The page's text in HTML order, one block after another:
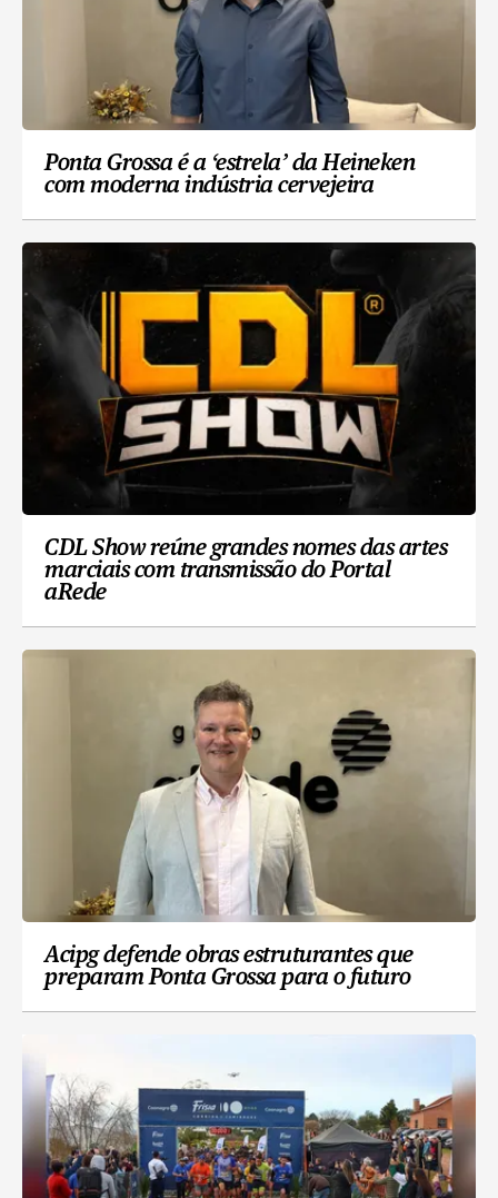
Ponta Grossa é a ‘estrela’ da Heineken
com moderna indústria cervejeira
CDL Show reúne grandes nomes das artes
marciais com transmissão do Portal
aRede
Acipg defende obras estruturantes que
preparam Ponta Grossa para o futuro